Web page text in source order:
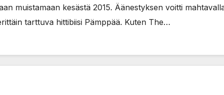
muistamaan kesästä 2015. Äänestyksen voitti
tarttuva hittibiisi Pämppää. Kuten The…